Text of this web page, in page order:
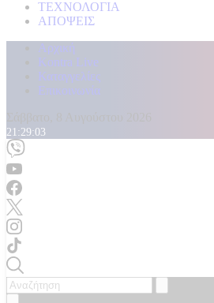
ΤΕΧΝΟΛΟΓΙΑ
ΑΠΟΨΕΙΣ
Αρχική
Kontra Live
Καταγγελίες
Επικοινωνία
21:29:04